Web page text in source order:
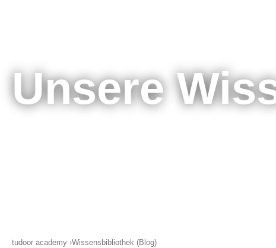
Unsere
tudoor academy Wissensbibliothek (Blog)